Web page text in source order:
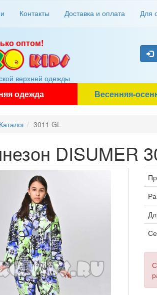
Контакты Доставка и оплата Для
оптом!
верхней одежды
одежда Весенняя-
Каталог 3011 GL
DISUMER